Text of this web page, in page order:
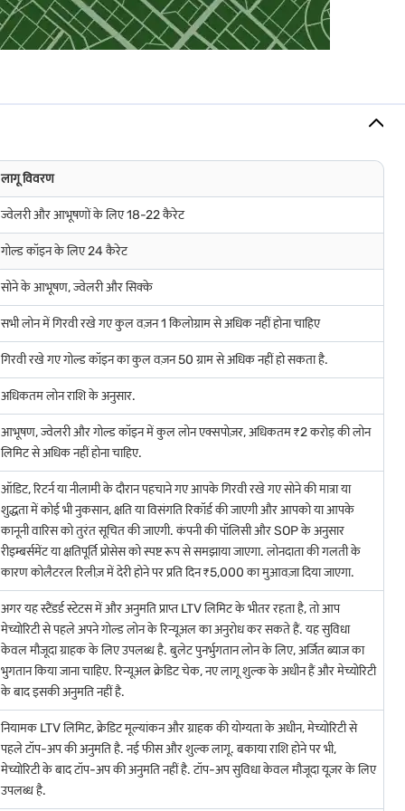
की वैल्यू बढ़ जाती है. इसके विपरीत, सोने की कम दरें लोन की योग्यता को कम कर
दर की अवधि के दौरान गोल्ड लोन का विकल्प चुनते हैं, जिससे बजाज फाइनेंस तेज़
किया जाता है. बजाज फाइनेंस उच्च loan-to-value (LTV) रेशियो प्रदान
स्टोरेज के साथ, आपको सुनिश्चित किया जा सकता है कि आपका गोल्ड पूरी तरह से सुरक्षित
प्रदेश में गोल्ड दर
बंगाल में सोने का भाव
में सोने का भाव
में गोल्ड दर
प्रदेश में गोल्ड की दर
में गोल्ड दर
में गोल्ड की दर
में गोल्ड की दर
में गोल्ड की दर
में सोने का रेट
लागू विवरण
ज्वेलरी और आभूषणों के लिए 18-22 कैरेट
गोल्ड कॉइन के लिए 24 कैरेट
सोने के आभूषण, ज्वेलरी और सिक्के
सभी लोन में गिरवी रखे गए कुल वज़न 1 किलोग्राम से अधिक नहीं होना चाहिए
गिरवी रखे गए गोल्ड कॉइन का कुल वज़न 50 ग्राम से अधिक नहीं हो सकता है.
अधिकतम लोन राशि के अनुसार.
आभूषण, ज्वेलरी और गोल्ड कॉइन में कुल लोन एक्सपोज़र, अधिकतम ₹2 करोड़ की लोन
लिमिट से अधिक नहीं होना चाहिए.
ऑडिट, रिटर्न या नीलामी के दौरान पहचाने गए आपके गिरवी रखे गए सोने की मात्रा या
शुद्धता में कोई भी नुकसान, क्षति या विसंगति रिकॉर्ड की जाएगी और आपको या आपके
कानूनी वारिस को तुरंत सूचित की जाएगी. कंपनी की पॉलिसी और SOP के अनुसार
रीइम्बर्समेंट या क्षतिपूर्ति प्रोसेस को स्पष्ट रूप से समझाया जाएगा. लोनदाता की गलती के
कारण कोलैटरल रिलीज़ में देरी होने पर प्रति दिन ₹5,000 का मुआवज़ा दिया जाएगा.
अगर यह स्टैंडर्ड स्टेटस में और अनुमति प्राप्त LTV लिमिट के भीतर रहता है, तो आप
मेच्योरिटी से पहले अपने गोल्ड लोन के रिन्यूअल का अनुरोध कर सकते हैं. यह सुविधा
केवल मौजूदा ग्राहक के लिए उपलब्ध है. बुलेट पुनर्भुगतान लोन के लिए, अर्जित ब्याज का
भुगतान किया जाना चाहिए. रिन्यूअल क्रेडिट चेक, नए लागू शुल्क के अधीन हैं और मेच्योरिटी
के बाद इसकी अनुमति नहीं है.
नियामक LTV लिमिट, क्रेडिट मूल्यांकन और ग्राहक की योग्यता के अधीन, मेच्योरिटी से
पहले टॉप-अप की अनुमति है. नई फीस और शुल्क लागू. बकाया राशि होने पर भी,
मेच्योरिटी के बाद टॉप-अप की अनुमति नहीं है. टॉप-अप सुविधा केवल मौजूदा यूज़र के लिए
उपलब्ध है.